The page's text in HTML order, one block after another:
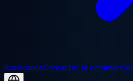
AssistanceContacter le commercial